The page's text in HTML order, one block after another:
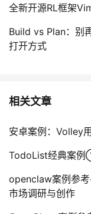
全新开源RL框架
Build vs Plan：别
打开方式
相关文章
安卓案例：Volley
TodoList经典案
openclaw案例参
市场调研与创作